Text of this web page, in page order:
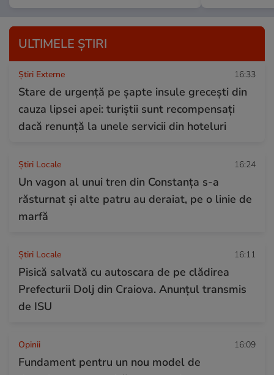
ULTIMELE ȘTIRI
Știri Externe 16:33
Stare de urgență pe șapte insule grecești din
cauza lipsei apei: turiștii sunt recompensați
dacă renunță la unele servicii din hoteluri
Știri Locale 16:24
Un vagon al unui tren din Constanța s-a
răsturnat și alte patru au deraiat, pe o linie de
marfă
Știri Locale 16:11
Pisică salvată cu autoscara de pe clădirea
Prefecturii Dolj din Craiova. Anunțul transmis
de ISU
Opinii 16:09
Fundament pentru un nou model de